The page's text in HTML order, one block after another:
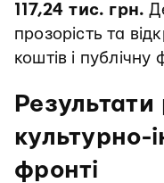
117,24 тис. грн.
прозорість та
коштів і публічну
культурно-
фронті